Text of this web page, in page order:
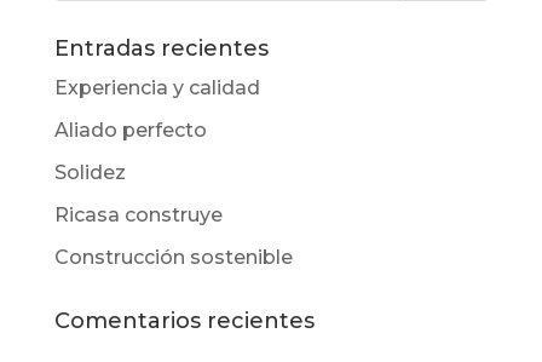
Entradas recientes
Experiencia y calidad
Aliado perfecto
Solidez
Ricasa construye
Construcción sostenible
Comentarios recientes